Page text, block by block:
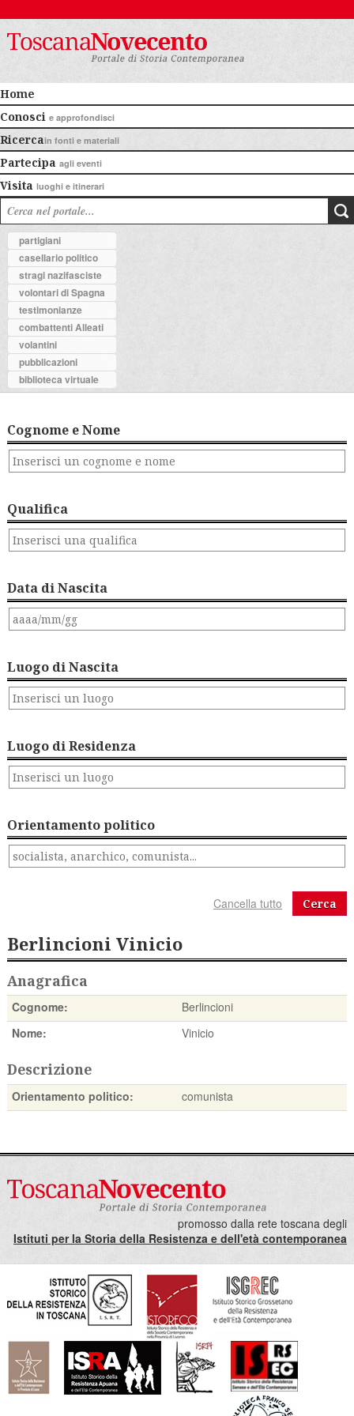
Home
Conosci e approfondisci
Ricercain fonti e materiali
Partecipa agli eventi
Visita luoghi e itinerari
partigiani
casellario politico
stragi nazifasciste
volontari di Spagna
testimonianze
combattenti Alleati
volantini
pubblicazioni
biblioteca virtuale
Cognome e Nome
Qualifica
Data di Nascita
Luogo di Nascita
Luogo di Residenza
Orientamento politico
Cerca
Berlincioni Vinicio
Anagrafica
Cognome:
Berlincioni
Nome:
Vinicio
Descrizione
Orientamento politico: comunista
promosso dalla rete toscana degli
Istituti per la Storia della Resistenza e dell'età contemporanea